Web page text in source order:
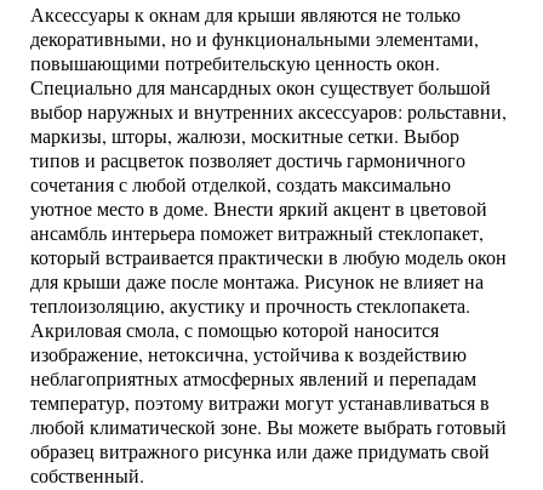
Аксессуары к окнам для крыши являются не только
декоративными, но и функциональными элементами,
повышающими потребительскую ценность окон.
Специально для мансардных окон существует большой
выбор наружных и внутренних аксессуаров: рольставни,
маркизы, шторы, жалюзи, москитные сетки. Выбор
типов и расцветок позволяет достичь гармоничного
сочетания с любой отделкой, создать максимально
уютное место в доме. Внести яркий акцент в цветовой
ансамбль интерьера поможет витражный стеклопакет,
который встраивается практически в любую модель окон
для крыши даже после монтажа. Рисунок не влияет на
теплоизоляцию, акустику и прочность стеклопакета.
Акриловая смола, с помощью которой наносится
изображение, нетоксична, устойчива к воздействию
неблагоприятных атмосферных явлений и перепадам
температур, поэтому витражи могут устанавливаться в
любой климатической зоне. Вы можете выбрать готовый
образец витражного рисунка или даже придумать свой
собственный.